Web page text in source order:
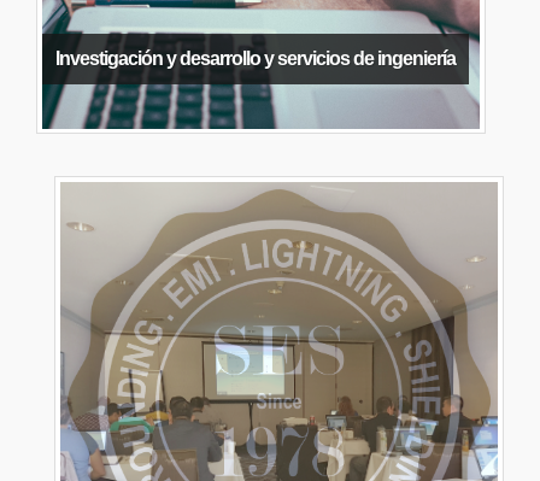
Investigación y desarrollo y servicios de ingeniería